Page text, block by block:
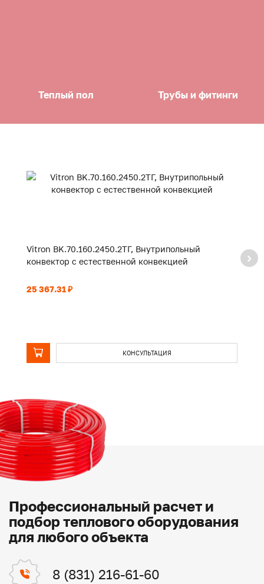
Теплый пол Трубы и фитинги
Vitron BK.70.160.2450.2ТГ, Внутрипольный
конвектор с естественной конвекцией
25 367.31 ₽
КОНСУЛЬТАЦИЯ
Профессиональный расчет и
подбор теплового оборудования
для любого объекта
8 (831) 216-61-60